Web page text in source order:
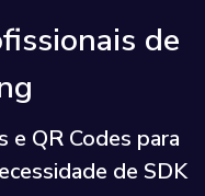
de
e QR Codes para
de SDK